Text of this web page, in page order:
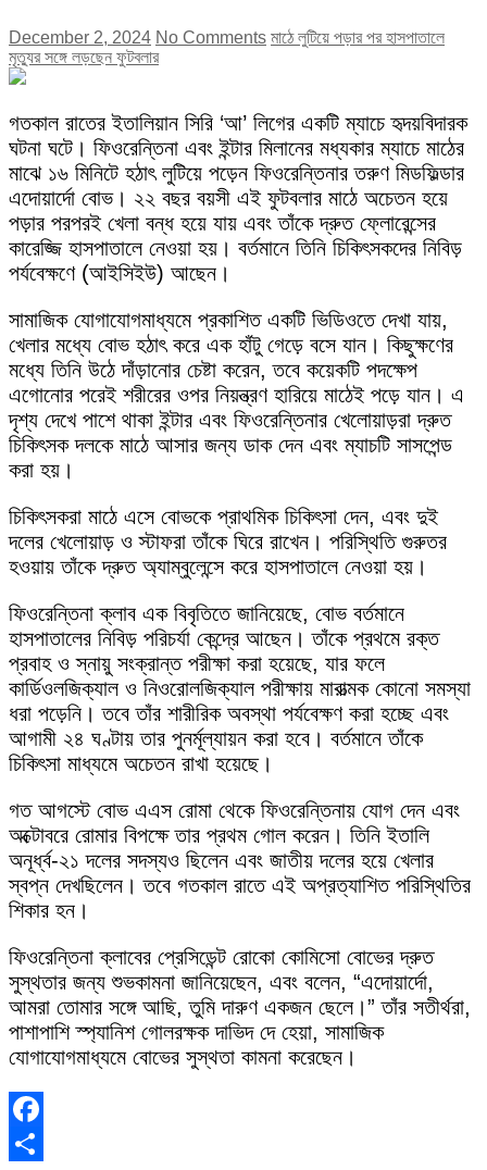
December 2, 2024 No Comments মাঠে লুটিয়ে পড়ার পর হাসপাতালে
মৃত্যুর সঙ্গে লড়ছেন ফুটবলার
গতকাল রাতের ইতালিয়ান সিরি ‘আ’ লিগের একটি ম্যাচে হৃদয়বিদারক
ঘটনা ঘটে। ফিওরেন্তিনা এবং ইন্টার মিলানের মধ্যকার ম্যাচে মাঠের
মাঝে ১৬ মিনিটে হঠাৎ লুটিয়ে পড়েন ফিওরেন্তিনার তরুণ মিডফিল্ডার
এদোয়ার্দো বোভ। ২২ বছর বয়সী এই ফুটবলার মাঠে অচেতন হয়ে
পড়ার পরপরই খেলা বন্ধ হয়ে যায় এবং তাঁকে দ্রুত ফ্লোরেন্সের
কারেজ্জি হাসপাতালে নেওয়া হয়। বর্তমানে তিনি চিকিৎসকদের নিবিড়
পর্যবেক্ষণে (আইসিইউ) আছেন।
সামাজিক যোগাযোগমাধ্যমে প্রকাশিত একটি ভিডিওতে দেখা যায়,
খেলার মধ্যে বোভ হঠাৎ করে এক হাঁটু গেড়ে বসে যান। কিছুক্ষণের
মধ্যে তিনি উঠে দাঁড়ানোর চেষ্টা করেন, তবে কয়েকটি পদক্ষেপ
এগোনোর পরেই শরীরের ওপর নিয়ন্ত্রণ হারিয়ে মাঠেই পড়ে যান। এ
দৃশ্য দেখে পাশে থাকা ইন্টার এবং ফিওরেন্তিনার খেলোয়াড়রা দ্রুত
চিকিৎসক দলকে মাঠে আসার জন্য ডাক দেন এবং ম্যাচটি সাসপেন্ড
করা হয়।
চিকিৎসকরা মাঠে এসে বোভকে প্রাথমিক চিকিৎসা দেন, এবং দুই
দলের খেলোয়াড় ও স্টাফরা তাঁকে ঘিরে রাখেন। পরিস্থিতি গুরুতর
হওয়ায় তাঁকে দ্রুত অ্যাম্বুলেন্সে করে হাসপাতালে নেওয়া হয়।
ফিওরেন্তিনা ক্লাব এক বিবৃতিতে জানিয়েছে, বোভ বর্তমানে
হাসপাতালের নিবিড় পরিচর্যা কেন্দ্রে আছেন। তাঁকে প্রথমে রক্ত
প্রবাহ ও স্নায়ু সংক্রান্ত পরীক্ষা করা হয়েছে, যার ফলে
কার্ডিওলজিক্যাল ও নিওরোলজিক্যাল পরীক্ষায় মারাত্মক কোনো সমস্যা
ধরা পড়েনি। তবে তাঁর শারীরিক অবস্থা পর্যবেক্ষণ করা হচ্ছে এবং
আগামী ২৪ ঘণ্টায় তার পুনর্মূল্যায়ন করা হবে। বর্তমানে তাঁকে
চিকিৎসা মাধ্যমে অচেতন রাখা হয়েছে।
গত আগস্টে বোভ এএস রোমা থেকে ফিওরেন্তিনায় যোগ দেন এবং
অক্টোবরে রোমার বিপক্ষে তার প্রথম গোল করেন। তিনি ইতালি
অনূর্ধ্ব-২১ দলের সদস্যও ছিলেন এবং জাতীয় দলের হয়ে খেলার
স্বপ্ন দেখছিলেন। তবে গতকাল রাতে এই অপ্রত্যাশিত পরিস্থিতির
শিকার হন।
ফিওরেন্তিনা ক্লাবের প্রেসিডেন্ট রোকো কোমিসো বোভের দ্রুত
সুস্থতার জন্য শুভকামনা জানিয়েছেন, এবং বলেন, “এদোয়ার্দো,
আমরা তোমার সঙ্গে আছি, তুমি দারুণ একজন ছেলে।” তাঁর সতীর্থরা,
পাশাপাশি স্প্যানিশ গোলরক্ষক দাভিদ দে হেয়া, সামাজিক
যোগাযোগমাধ্যমে বোভের সুস্থতা কামনা করেছেন।
Facebook